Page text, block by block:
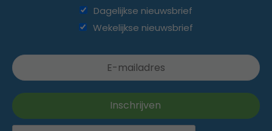
Dagelijkse nieuwsbrief
Wekelijkse nieuwsbrief